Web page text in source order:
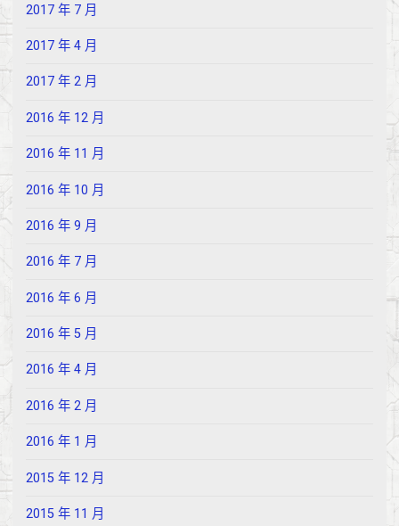
2017 年 7 月
2017 年 4 月
2017 年 2 月
2016 年 12 月
2016 年 11 月
2016 年 10 月
2016 年 9 月
2016 年 7 月
2016 年 6 月
2016 年 5 月
2016 年 4 月
2016 年 2 月
2016 年 1 月
2015 年 12 月
2015 年 11 月